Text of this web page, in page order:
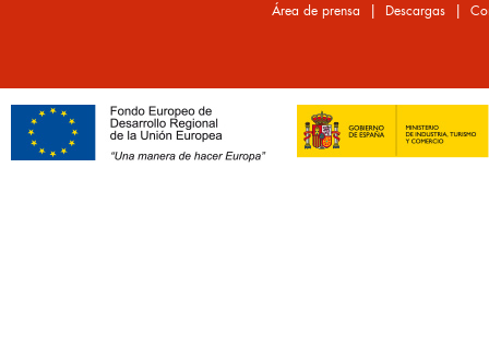
Área de prensa | Descargas|